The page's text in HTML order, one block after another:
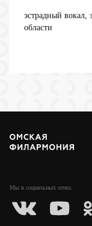
эстрадный вокал,
области
Мы в социальных сетях: